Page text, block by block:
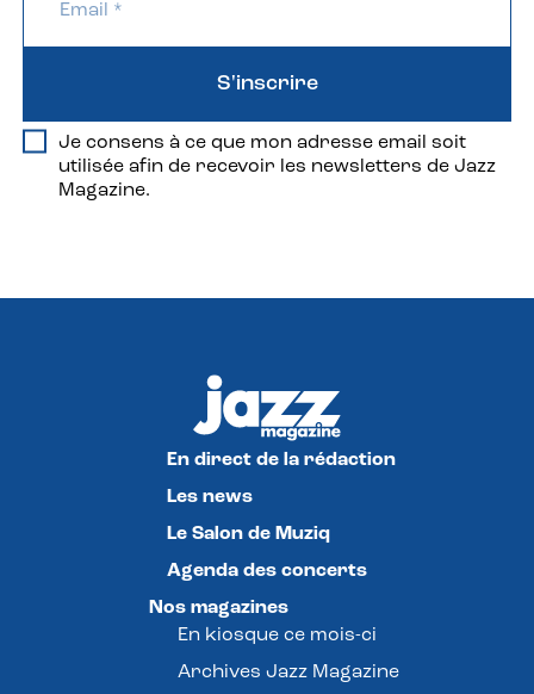
Je consens à ce que mon adresse email soit
utilisée afin de recevoir les newsletters de Jazz
Magazine.
S'inscrire
En direct de la rédaction
Les news
Le Salon de Muziq
Agenda des concerts
Nos magazines
En kiosque ce mois-ci
Archives Jazz Magazine